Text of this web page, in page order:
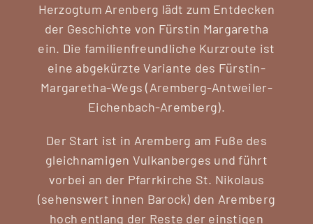
Herzogtum Arenberg lädt zum Entdecken
der Geschichte von Fürstin Margaretha
ein. Die familienfreundliche Kurzroute ist
eine abgekürzte Variante des Fürstin-
Margaretha-Wegs (Aremberg-Antweiler-
Eichenbach-Aremberg).
Der Start ist in Aremberg am Fuße des
gleichnamigen Vulkanberges und führt
vorbei an der Pfarrkirche St. Nikolaus
(sehenswert innen Barock) den Aremberg
hoch entlang der Reste der einstigen